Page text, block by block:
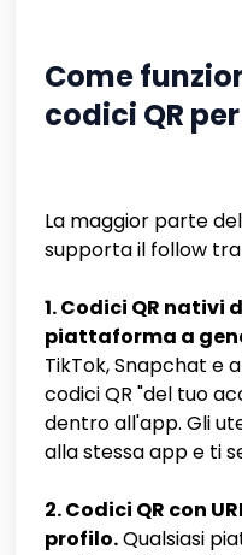
Come
codici QR
La maggior parte
supporta il follow
1. Codici QR
piattaforma a
TikTok, Snapchat e
codici QR "del tuo
dentro all'app. Gli
alla stessa app e ti
2. Codici QR con
profilo.Qualsiasi